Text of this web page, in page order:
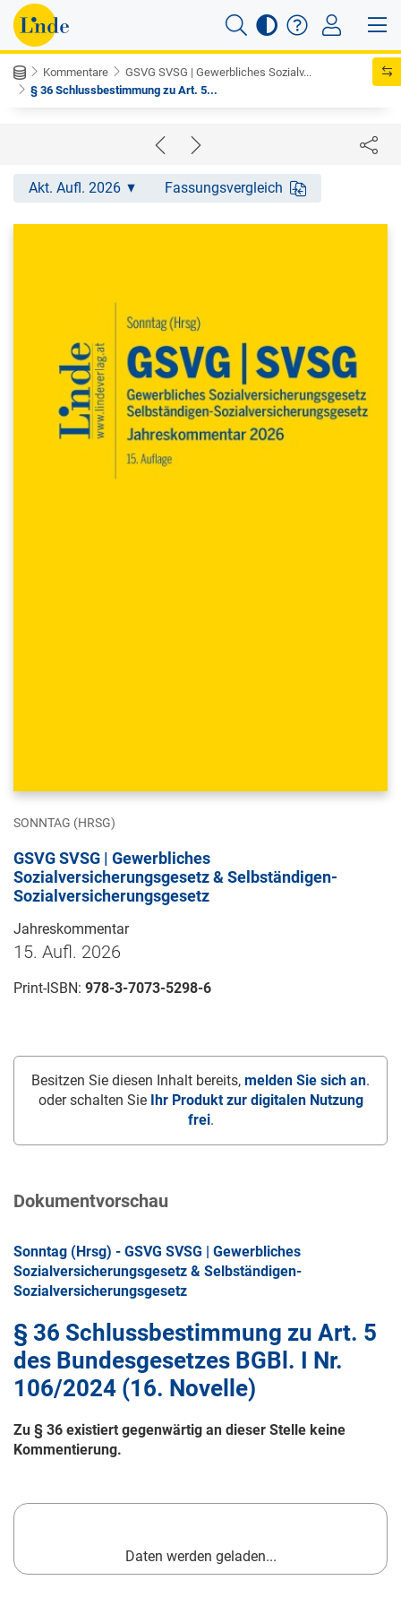
Kommentare
GSVG SVSG | Gewerbliches Sozialv...
§ 36 Schlussbestimmung zu Art. 5...
Akt. Aufl. 2026 Fassungsvergleich
SONNTAG (HRSG)
GSVG SVSG | Gewerbliches
Sozialversicherungsgesetz & Selbständigen-
Sozialversicherungsgesetz
Jahreskommentar
15. Aufl. 2026
Print-ISBN: 978-3-7073-5298-6
Besitzen Sie diesen Inhalt bereits, melden Sie sich an.
oder schalten Sie
Ihr Produkt zur digitalen Nutzung
frei.
Dokumentvorschau
Sonntag (Hrsg) - GSVG SVSG | Gewerbliches
Sozialversicherungsgesetz & Selbständigen-
Sozialversicherungsgesetz
§ 36 Schlussbestimmung zu Art. 5
des Bundesgesetzes BGBl. I Nr.
106/2024 (16. Novelle)
Zu § 36 existiert gegenwärtig an dieser Stelle keine
Kommentierung.
Daten werden geladen...